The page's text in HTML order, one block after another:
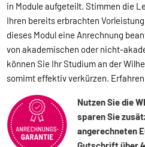
in Module aufgeteilt. Stimmen die
Ihren bereits erbrachten
dieses Modul eine Anrechnung
von akademischen oder nicht-
können Sie Ihr Studium an der
somimt effektiv verkürzen.
Nutzen Sie die
sparen Sie
angerechneten